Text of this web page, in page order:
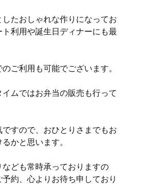
たおしゃれな作りになってお
ト利用や誕生日ディナーにも最
ご利用も可能でございます。
ムではお弁当の販売も行って
すので、おひとりさまでもお
かと思います。
ども常時承っておりますの
約、心よりお待ち申しており